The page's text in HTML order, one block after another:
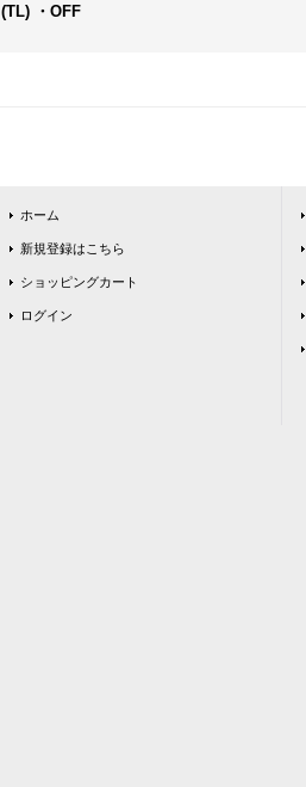
(TL) ・OFF
ホーム
新規登録はこちら
ショッピングカート
ログイン